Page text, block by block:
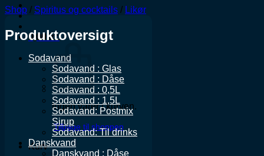
0,00 kr.
Ingen varer i kurven.
Tilbage til shoppen
Kurv
Shop / Spiritus og cocktails / Likør
Produktoversigt
Sodavand
Sodavand : Glas
Sodavand : Dåse
Sodavand : 0,5L
Sodavand : 1,5L
Sodavand: Postmix
Sirup
Sodavand: Til drinks
Danskvand
Danskvand : Dåse